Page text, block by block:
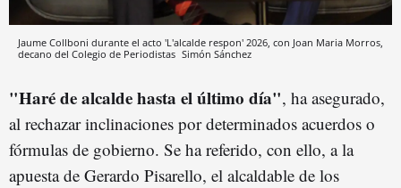
Jaume Collboni durante el acto 'L'alcalde respon' 2026, con Joan Maria Morros,
decano del Colegio de Periodistas Simón Sánchez
"Haré de alcalde hasta el último día", ha asegurado,
al rechazar inclinaciones por determinados acuerdos o
fórmulas de gobierno. Se ha referido, con ello, a la
apuesta de Gerardo Pisarello, el alcaldable de los